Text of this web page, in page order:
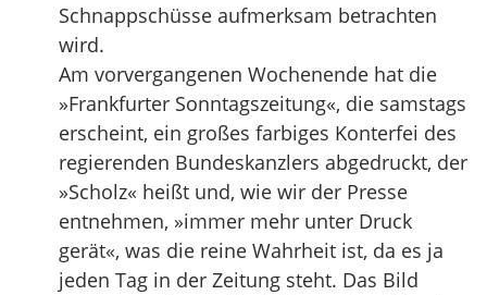
Schnappschüsse aufmerksam betrachten
wird.
Am vorvergangenen Wochenende hat die
»Frankfurter Sonntagszeitung«, die samstags
erscheint, ein großes farbiges Konterfei des
regierenden Bundeskanzlers abgedruckt, der
»Scholz« heißt und, wie wir der Presse
entnehmen, »immer mehr unter Druck
gerät«, was die reine Wahrheit ist, da es ja
jeden Tag in der Zeitung steht. Das Bild